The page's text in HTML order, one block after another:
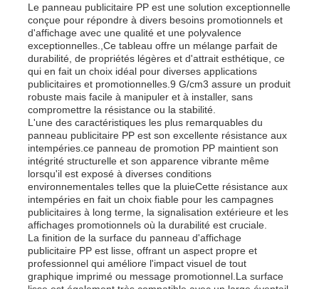
Le panneau publicitaire PP est une solution exceptionnelle
conçue pour répondre à divers besoins promotionnels et
d'affichage avec une qualité et une polyvalence
exceptionnelles.,Ce tableau offre un mélange parfait de
durabilité, de propriétés légères et d'attrait esthétique, ce
qui en fait un choix idéal pour diverses applications
publicitaires et promotionnelles.9 G/cm3 assure un produit
robuste mais facile à manipuler et à installer, sans
compromettre la résistance ou la stabilité.
L'une des caractéristiques les plus remarquables du
panneau publicitaire PP est son excellente résistance aux
intempéries.ce panneau de promotion PP maintient son
intégrité structurelle et son apparence vibrante même
lorsqu'il est exposé à diverses conditions
environnementales telles que la pluieCette résistance aux
intempéries en fait un choix fiable pour les campagnes
publicitaires à long terme, la signalisation extérieure et les
affichages promotionnels où la durabilité est cruciale.
La finition de la surface du panneau d'affichage
publicitaire PP est lisse, offrant un aspect propre et
professionnel qui améliore l'impact visuel de tout
graphique imprimé ou message promotionnel.La surface